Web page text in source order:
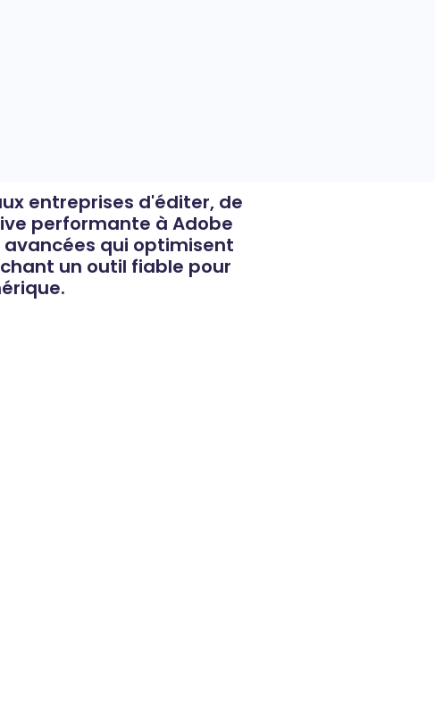
entreprises d'éditer, de
performante à Adobe
avancées qui optimisent
un outil fiable pour